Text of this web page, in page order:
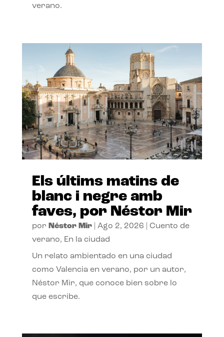
verano.
Els últims matins de
blanc i negre amb
faves, por Néstor Mir
por Néstor Mir| Ago 2, 2026
Cuento de
verano, En la ciudad
Un relato ambientado en una ciudad
como Valencia en verano, por un autor,
Néstor Mir, que conoce bien sobre lo
que escribe.